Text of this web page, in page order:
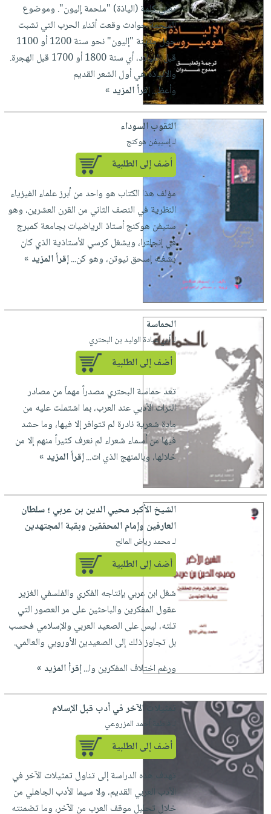
العناية
بالأسنان
الحمية
والتغذية
أدوات
المائدة
الأوعية
والتخزين
أدوات
المطبخ
الأكثر
مبيعاً
العودة
للمدارس
اكسسوارات
كتب
اكسسوارات
اكسسوارات
ملابس
مطرزات
حقائب
حلي
عناية
بالذات
صابون
أطفال
مناسبات
شحن
مجاني
بنود
مختارة
اشتراكات
كل
الاشتراكات
القراءة
iKitab
بلا
بحث
متقدم
نيل
وفرات
الشركة
سياسة
الشركة
فيديوهات
أسئلة
يتكرر
خدمات
نيل
وفرات
انشر
كتابك
تواصل
معنا
حسابك
لائحة
الأمنيات
عربة
التسوق
الإصدارات
تعني كلمة (الياذة) "ملحمة إليون". وموضوع
الملحمة حوادث وقعت أثناء الحرب التي نشبت
حول مدينة "إليون" نحو سنة 1200 أو 1100
قبل الميلاد، أي سنة 1800 أو 1700 قبل الهجرة.
والالياذة هي أول الشعر القديم
وأعظ...إقرأ المزيد »
الثقوب السوداء
لـ إسييفن هوكنج
أضف إلى الطلبية
مؤلف هذا الكتاب هو واحد من أبرز علماء الفيزياء
النظرية في النصف الثاني من القرن العشرين، وهو
ستيفن هوكنج أستاذ الرياضيات بجامعة كمبرج
في إنجلترا، ويشغل كرسي الأستاذية الذي كان
يشغله إسحق نيوتن، وهو كن...إقرأ المزيد »
الحماسة
لـ أبي عبادة الوليد بن البحتري
أضف إلى الطلبية
تعد حماسة البحتري مصدراً مهماً من مصادر
التراث الأدبي عند العرب، بما اشتملت عليه من
مادة شعرية نادرة لم تتوافر إلا فيها، وما حشد
فيها من أسماء شعراء لم نعرف كثيراً منهم إلا من
خلالها، وبالمنهج الذي ات...إقرأ المزيد »
الشيخ الأكبر محيي الدين بن عربي ؛ سلطان
العارفين وإمام المحققين وبقية المجتهدين
لـ محمد رياض المالح
أضف إلى الطلبية
شغل ابن عربي بإنتاجه الفكري والفلسفي الغزير
عقول المفكرين والباحثين على مر العصور التي
تلته، ليس على الصعيد العربي والإسلامي فحسب
بل تجاوز ذلك إلى الصعيدين الأوروبي والعالمي.
ورغم اختلاف المفكرين وا...إقرأ المزيد »
تمثيلات الآخر في أدب قبل الإسلام
لـ فاطمة أحمد المزروعي
أضف إلى الطلبية
تهدف هذه الدراسة إلى تناول تمثيلات الآخر في
الأدب العربي القديم، ولا سيما الأدب الجاهلي من
خلال تحليل موقف العرب من الآخر، وما تضمنته